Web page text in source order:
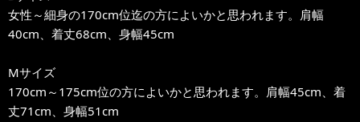
女性～細身の170cm位迄の方によいかと思われます。肩幅
40cm、着丈68cm、身幅45cm
Mサイズ
170cm～175cm位の方によいかと思われます。肩幅45cm、着
丈71cm、身幅51cm